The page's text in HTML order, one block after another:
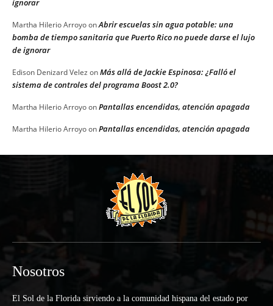
ignorar
Martha Hilerio ArroyoonAbrir escuelas sin agua potable: una
bomba de tiempo sanitaria que Puerto Rico no puede darse el lujo
de ignorar
Edison Denizard Velez onMás allá de Jackie Espinosa: ¿Falló el
sistema de controles del programa Boost 2.0?
Martha Hilerio ArroyoonPantallas encendidas, atención apagada
Martha Hilerio ArroyoonPantallas encendidas, atención apagada
Nosotros
El Sol de la Florida sirviendo a la comunidad hispana del estado por